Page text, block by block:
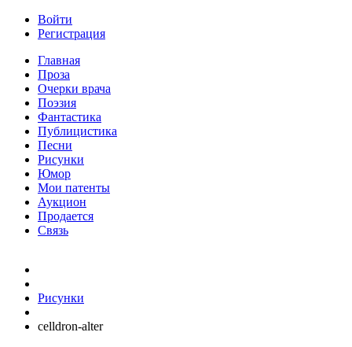
Войти
Регистрация
Главная
Проза
Очерки врача
Поэзия
Фантастика
Публицистика
Песни
Рисунки
Юмор
Мои патенты
Аукцион
Продается
Связь
Рисунки
celldron-alter